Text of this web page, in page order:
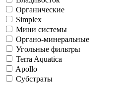
Органические
Simplex
Мини системы
Органо-минеральные
Угольные фильтры
Terra Aquatica
Apollo
Субстраты